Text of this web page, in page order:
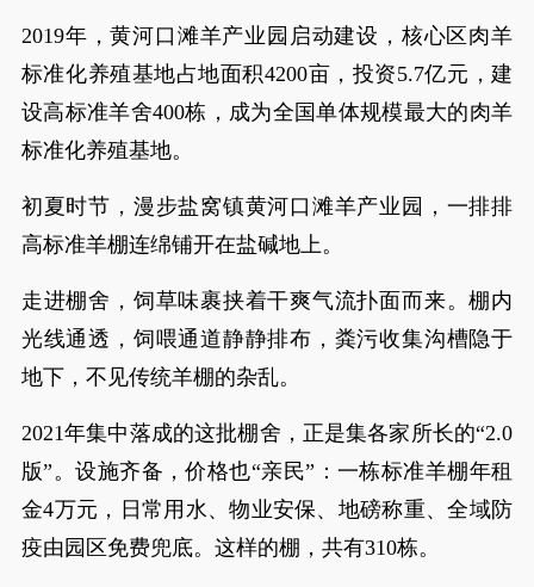
2019年，黄河口滩羊产业园启动建设，核心区肉羊
标准化养殖基地占地面积4200亩，投资5.7亿元，建
设高标准羊舍400栋，成为全国单体规模最大的肉羊
标准化养殖基地。
初夏时节，漫步盐窝镇黄河口滩羊产业园，一排排
高标准羊棚连绵铺开在盐碱地上。
走进棚舍，饲草味裹挟着干爽气流扑面而来。棚内
光线通透，饲喂通道静静排布，粪污收集沟槽隐于
地下，不见传统羊棚的杂乱。
2021年集中落成的这批棚舍，正是集各家所长的“2.0
版”。设施齐备，价格也“亲民”：一栋标准羊棚年租
金4万元，日常用水、物业安保、地磅称重、全域防
疫由园区免费兜底。这样的棚，共有310栋。